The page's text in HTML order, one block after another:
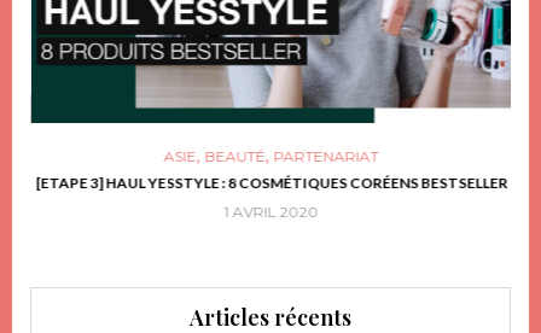
ASIE, BEAUTÉ, PARTENARIAT
[ETAPE 3] HAUL YESSTYLE : 8 COSMÉTIQUES CORÉENS BESTSELLER
1 AVRIL 2020
Articles récents